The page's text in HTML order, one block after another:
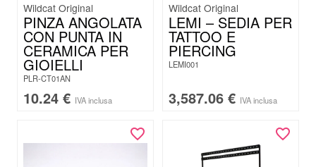
Wildcat Original
PINZA ANGOLATA
CON PUNTA IN
CERAMICA PER
GIOIELLI
PLR-CT01AN
10.24 € IVA inclusa
Wildcat Original
LEMI – SEDIA PER
TATTOO E
PIERCING
LEMI001
3,587.06 € IVA inclusa